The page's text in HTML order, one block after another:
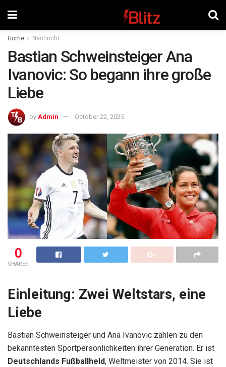
Home Nachricht
Bastian Schweinsteiger Ana
Ivanovic: So begann ihre große
Liebe
by Admin October 22, 2025
0
SHARES
Einleitung: Zwei Weltstars, eine
Liebe
Bastian Schweinsteiger und Ana Ivanovic zählen zu den
bekanntesten Sportpersönlichkeiten ihrer Generation. Er ist
Deutschlands Fußballheld, Weltmeister von 2014. Sie ist